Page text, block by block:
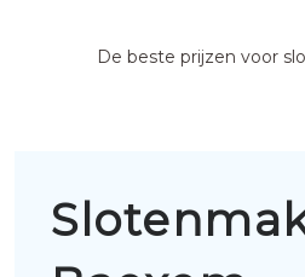
De beste prijzen voor